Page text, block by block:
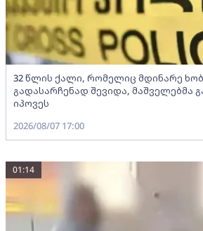
32 წლის ქალი, რომელიც მდინარე
გადასარჩენად შევიდა, მაშველებმა
იპოვეს
2026/08/07 17:00
01:14